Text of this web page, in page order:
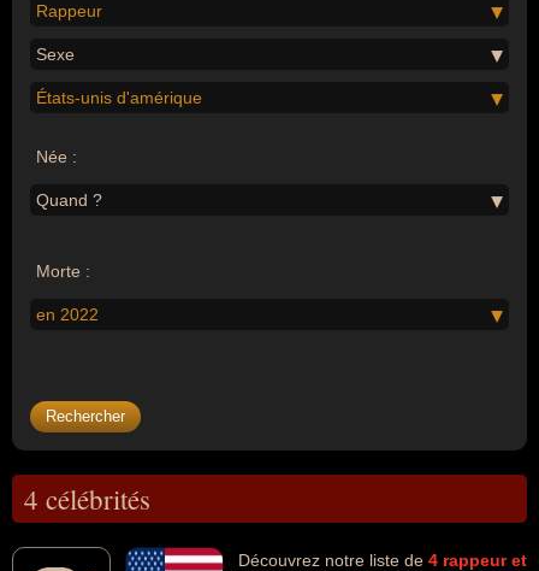
Rappeur
Sexe
États-unis d'amérique
Née :
Quand ?
Morte :
en 2022
4 célébrités
Découvrez notre liste de 4 rappeur et